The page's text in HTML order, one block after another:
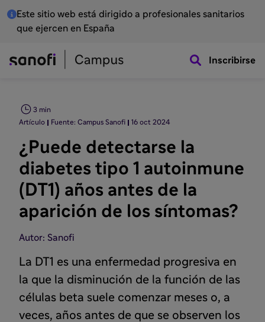
Este sitio web está dirigido a profesionales sanitarios
que ejercen en España
Inscribirse
Artículo Fuente: Campus Sanofi 16 oct 2024
3 min
¿Puede detectarse la
diabetes tipo 1 autoinmune
(DT1) años antes de la
aparición de los síntomas?
Autor: Sanofi
La DT1 es una enfermedad progresiva en
la que la disminución de la función de las
células beta suele comenzar meses o, a
veces, años antes de que se observen los